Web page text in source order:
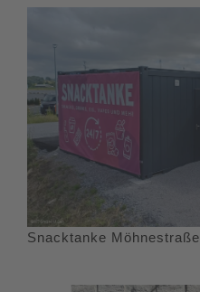
Snacktanke Möhnestraße